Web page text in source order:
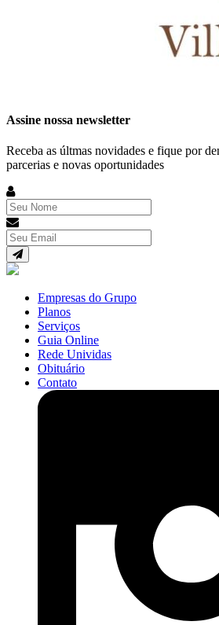
Assine nossa newsletter
Receba as últmas novidades e fique por
parcerias e novas oportunidades
Empresas do Grupo
Planos
Serviços
Guia Online
Rede Unividas
Obituário
Contato